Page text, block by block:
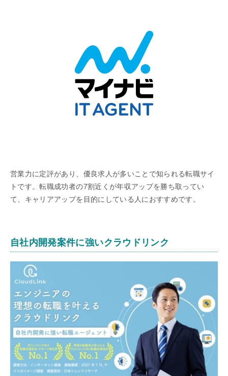
営業力に定評があり、優良求人が多いことで知られる転職サイ
トです。転職成功者の7割近くが年収アップを勝ち取ってい
て、キャリアアップを目的にしている人におすすめです。
自社内開発案件に強いクラウドリンク